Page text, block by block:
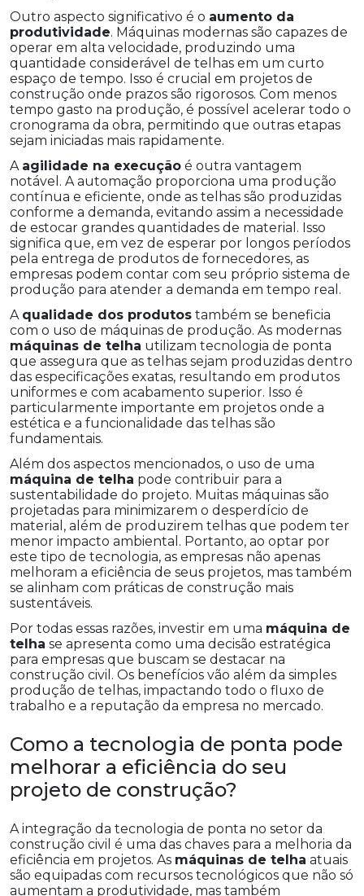
Outro aspecto significativo é o aumento da
produtividade. Máquinas modernas são capazes de
operar em alta velocidade, produzindo uma
quantidade considerável de telhas em um curto
espaço de tempo. Isso é crucial em projetos de
construção onde prazos são rigorosos. Com menos
tempo gasto na produção, é possível acelerar todo o
cronograma da obra, permitindo que outras etapas
sejam iniciadas mais rapidamente.
A agilidade na execução é outra vantagem
notável. A automação proporciona uma produção
contínua e eficiente, onde as telhas são produzidas
conforme a demanda, evitando assim a necessidade
de estocar grandes quantidades de material. Isso
significa que, em vez de esperar por longos períodos
pela entrega de produtos de fornecedores, as
empresas podem contar com seu próprio sistema de
produção para atender a demanda em tempo real.
A qualidade dos produtos também se beneficia
com o uso de máquinas de produção. As modernas
máquinas de telha utilizam tecnologia de ponta
que assegura que as telhas sejam produzidas dentro
das especificações exatas, resultando em produtos
uniformes e com acabamento superior. Isso é
particularmente importante em projetos onde a
estética e a funcionalidade das telhas são
fundamentais.
Além dos aspectos mencionados, o uso de uma
máquina de telha pode contribuir para a
sustentabilidade do projeto. Muitas máquinas são
projetadas para minimizarem o desperdício de
material, além de produzirem telhas que podem ter
menor impacto ambiental. Portanto, ao optar por
este tipo de tecnologia, as empresas não apenas
melhoram a eficiência de seus projetos, mas também
se alinham com práticas de construção mais
sustentáveis.
Por todas essas razões, investir em uma máquina de
telha se apresenta como uma decisão estratégica
para empresas que buscam se destacar na
construção civil. Os benefícios vão além da simples
produção de telhas, impactando todo o fluxo de
trabalho e a reputação da empresa no mercado.
Como a tecnologia de ponta pode
melhorar a eficiência do seu
projeto de construção?
A integração da tecnologia de ponta no setor da
construção civil é uma das chaves para a melhoria da
eficiência em projetos. As máquinas de telha atuais
são equipadas com recursos tecnológicos que não só
aumentam a produtividade, mas também